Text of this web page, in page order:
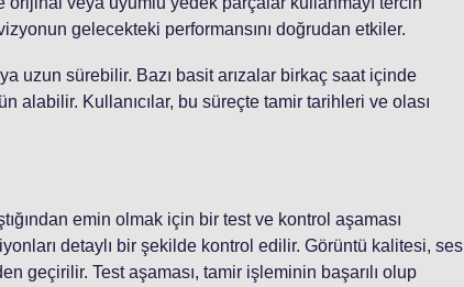
gelecekteki performansını doğrudan etkiler.
uzun sürebilir. Bazı basit arızalar birkaç saat içinde
alabilir. Kullanıcılar, bu süreçte tamir tarihleri ve olası
emin olmak için bir test ve kontrol aşaması
detaylı bir şekilde kontrol edilir. Görüntü kalitesi, ses
geçirilir. Test aşaması, tamir işleminin başarılı olup